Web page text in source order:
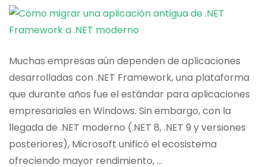
Muchas empresas aún dependen de aplicaciones
desarrolladas con .NET Framework, una plataforma
que durante años fue el estándar para aplicaciones
empresariales en Windows. Sin embargo, con la
llegada de .NET moderno (.NET 8, .NET 9 y versiones
posteriores), Microsoft unificó el ecosistema
ofreciendo mayor rendimiento, …